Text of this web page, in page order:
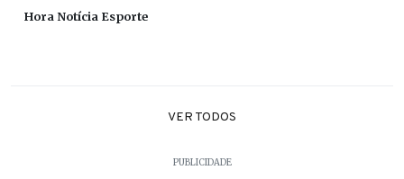
Hora Notícia Esporte
VER TODOS
PUBLICIDADE